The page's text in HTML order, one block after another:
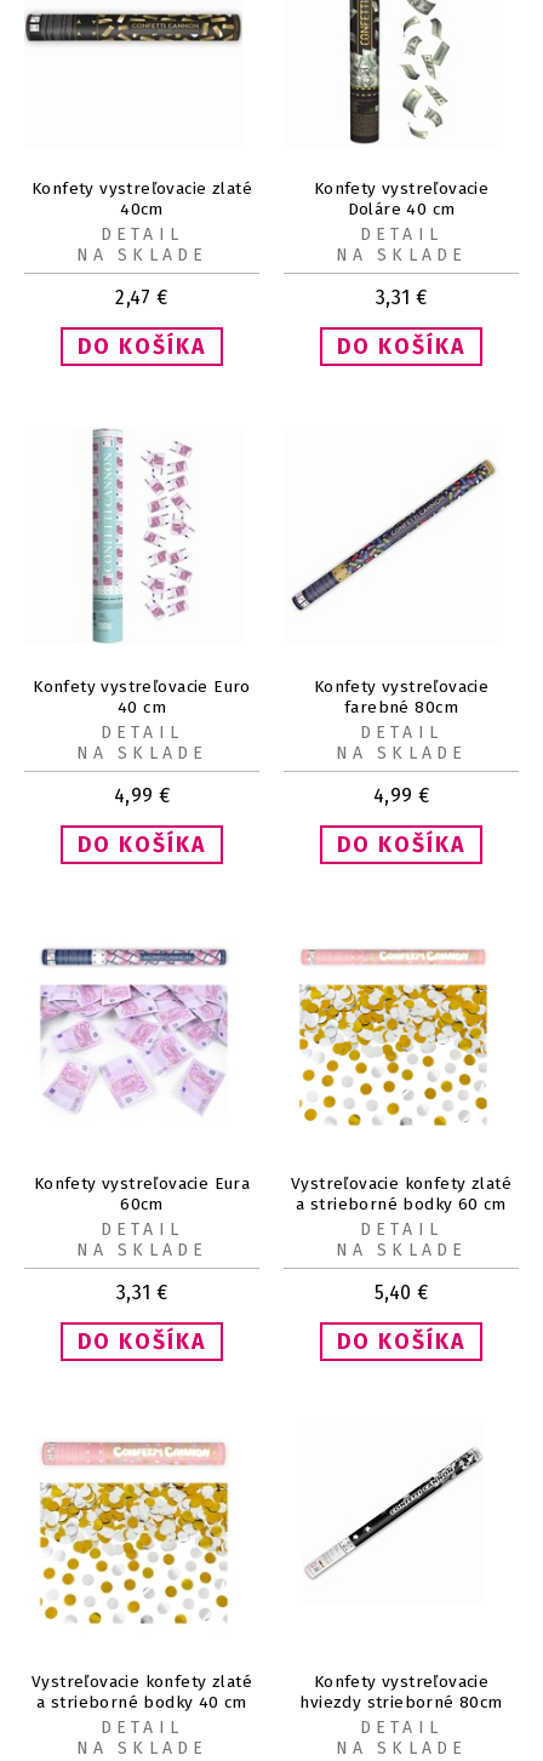
Konfety vystreľovacie zlaté
40cm
2,47 €
DETAIL
NA SKLADE
Konfety vystreľovacie
Doláre 40 cm
3,31 €
DETAIL
NA SKLADE
Konfety vystreľovacie Euro
40 cm
4,99 €
DETAIL
NA SKLADE
Konfety vystreľovacie
farebné 80cm
4,99 €
DETAIL
NA SKLADE
Konfety vystreľovacie Eura
60cm
3,31 €
DETAIL
NA SKLADE
Vystreľovacie konfety zlaté
a strieborné bodky 60 cm
5,40 €
DETAIL
NA SKLADE
Vystreľovacie konfety zlaté
a strieborné bodky 40 cm
DETAIL
NA SKLADE
Konfety vystreľovacie
hviezdy strieborné 80cm
DETAIL
NA SKLADE